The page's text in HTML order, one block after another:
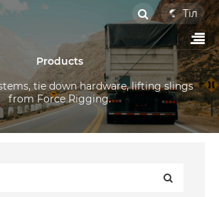
Тіл
Products
tie down hardware, lifting slings
from Force Rigging.